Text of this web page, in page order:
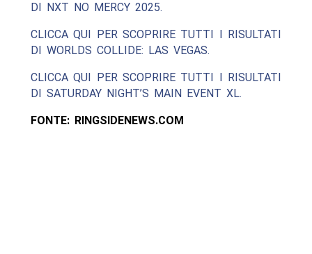
DI NXT NO MERCY 2025.
CLICCA QUI PER SCOPRIRE TUTTI I RISULTATI
DI WORLDS COLLIDE: LAS VEGAS.
CLICCA QUI PER SCOPRIRE TUTTI I RISULTATI
DI SATURDAY NIGHT’S MAIN EVENT XL.
FONTE: RINGSIDENEWS.COM